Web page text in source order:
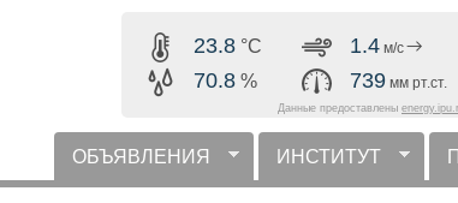
содержанию
23.8 °C
70.8 %
1.8 м/с
739 мм рт.ст.
Данные предоставлены
горизонтальное меню
ОБЪЯВЛЕНИЯ ИНСТИТУТ